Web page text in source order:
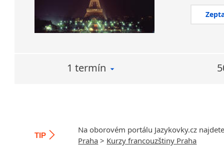
1 termín
TIP
Na oborovém portálu Jazykovky.cz
Praha > Kurzy francouzštiny Praha